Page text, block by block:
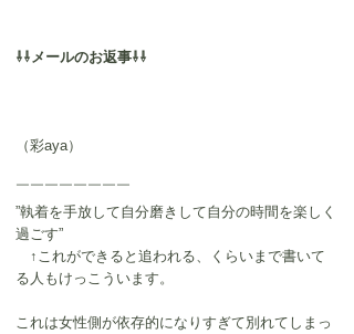
⇩⇩メールのお返事⇩⇩
（彩aya）
￣￣￣￣￣￣￣￣
”執着を手放して自分磨きして自分の時間を楽しく
過ごす”
↑これができると追われる、くらいまで書いて
る人もけっこういます。
これは女性側が依存的になりすぎて別れてしまっ